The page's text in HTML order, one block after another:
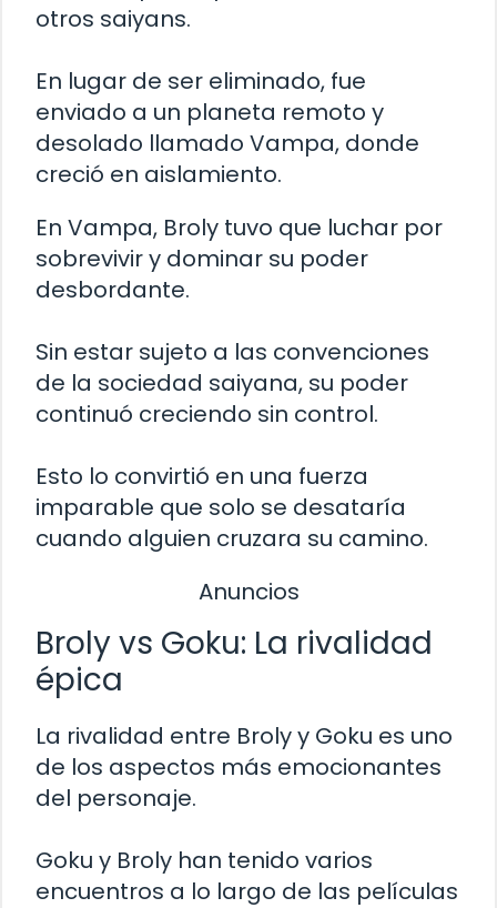
otros saiyans.
En lugar de ser eliminado, fue
enviado a un planeta remoto y
desolado llamado Vampa, donde
creció en aislamiento.
En Vampa, Broly tuvo que luchar por
sobrevivir y dominar su poder
desbordante.
Sin estar sujeto a las convenciones
de la sociedad saiyana, su poder
continuó creciendo sin control.
Esto lo convirtió en una fuerza
imparable que solo se desataría
cuando alguien cruzara su camino.
Anuncios
Broly vs Goku: La rivalidad
épica
La rivalidad entre Broly y Goku es uno
de los aspectos más emocionantes
del personaje.
Goku y Broly han tenido varios
encuentros a lo largo de las películas